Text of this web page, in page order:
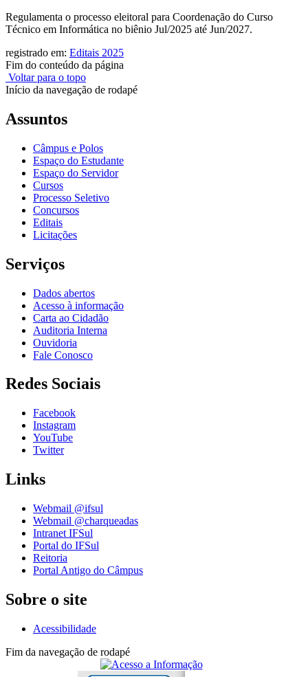
Regulamenta o processo eleitoral para Coordenação do Curso
Técnico em Informática no biênio Jul/2025 até Jun/2027.
registrado em: Editais 2025
Fim do conteúdo da página
Voltar para o topo
Início da navegação de rodapé
Assuntos
Câmpus e Polos
Espaço do Estudante
Espaço do Servidor
Cursos
Processo Seletivo
Concursos
Editais
Licitações
Serviços
Dados abertos
Acesso à informação
Carta ao Cidadão
Auditoria Interna
Ouvidoria
Fale Conosco
Redes Sociais
Facebook
Instagram
YouTube
Twitter
Links
Webmail @ifsul
Webmail @charqueadas
Intranet IFSul
Portal do IFSul
Reitoria
Portal Antigo do Câmpus
Sobre o site
Acessibilidade
Fim da navegação de rodapé